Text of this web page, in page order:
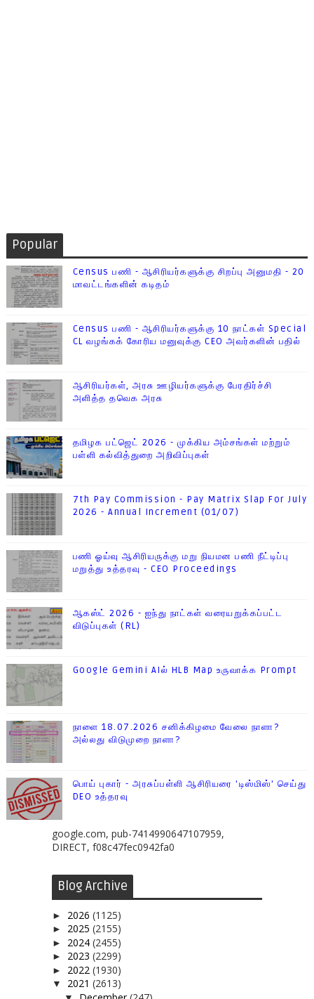
Popular
Census பணி - ஆசிரியர்களுக்கு சிறப்பு அனுமதி - 20
மாவட்டங்களின் கடிதம்
Census பணி - ஆசிரியர்களுக்கு 10 நாட்கள் Special
CL வழங்கக் கோரிய மனுவுக்கு CEO அவர்களின் பதில்
ஆசிரியர்கள், அரசு ஊழியர்களுக்கு பேரதிர்ச்சி
அளித்த தவெக அரசு
தமிழக பட்ஜெட் 2026 - முக்கிய அம்சங்கள் மற்றும்
பள்ளி கல்வித்துறை அறிவிப்புகள்
7th Pay Commission - Pay Matrix Slap For July
2026 - Annual Increment (01/07)
பணி ஓய்வு ஆசிரியருக்கு மறு நியமன பணி நீட்டிப்பு
மறுத்து உத்தரவு - CEO Proceedings
ஆகஸ்ட் 2026 - ஐந்து நாட்கள் வரையறுக்கப்பட்ட
விடுப்புகள் (RL)
Google Gemini AIல் HLB Map உருவாக்க Prompt
நாளை 18.07.2026 சனிக்கிழமை வேலை நாளா?
அல்லது விடுமுறை நாளா?
பொய் புகார் - அரசுப்பள்ளி ஆசிரியரை 'டிஸ்மிஸ்' செய்து
DEO உத்தரவு
google.com, pub-7414990647107959,
DIRECT, f08c47fec0942fa0
Blog Archive
► 2026 (1125)
► 2025 (2155)
► 2024 (2455)
► 2023 (2299)
► 2022 (1930)
▼ 2021 (2613)